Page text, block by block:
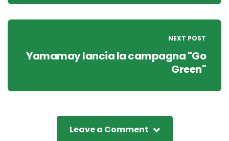
NEXT POST
Yamamay lancia la campagna "Go
Green"
Leave a Comment